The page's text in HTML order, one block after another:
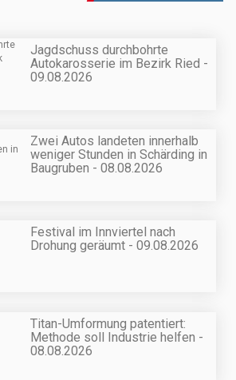
Jagdschuss durchbohrte
Autokarosserie im Bezirk Ried -
09.08.2026
Zwei Autos landeten innerhalb
weniger Stunden in Schärding in
Baugruben - 08.08.2026
Festival im Innviertel nach
Drohung geräumt - 09.08.2026
Titan-Umformung patentiert:
Methode soll Industrie helfen -
08.08.2026